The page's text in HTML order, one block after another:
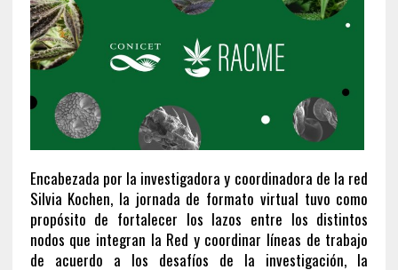
Encabezada por la investigadora y coordinadora de la red
Silvia Kochen, la jornada de formato virtual tuvo como
propósito de fortalecer los lazos entre los distintos
nodos que integran la Red y coordinar líneas de trabajo
de acuerdo a los desafíos de la investigación, la